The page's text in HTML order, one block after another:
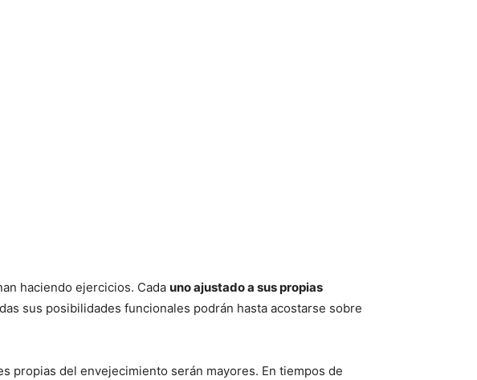
haciendo ejercicios. Cada uno ajustado a sus propias
sus posibilidades funcionales podrán hasta acostarse sobre
propias del envejecimiento serán mayores. En tiempos de